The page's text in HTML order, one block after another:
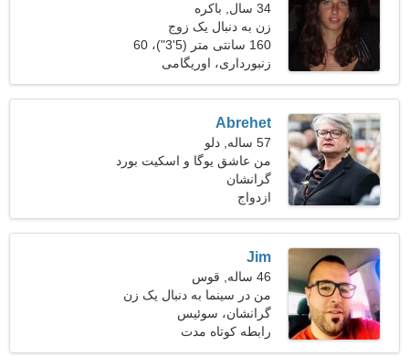
34 سال, باکره
زن به دنبال یک زوج
160 سانتی متر (5'3")، 60
کیلوگرم (132 پوند)
زنبورداری، اوریگامی
Abrehet
57 ساله, دلو
من عاشق یوگا و اسکیت بورد
هستم
گرانشان
ازدواج
Jim
46 ساله, قوس
من در سینما به دنبال یک زن
زیبا کار می کنم
گرانشان، سوئیس
رابطه کوتاه مدت